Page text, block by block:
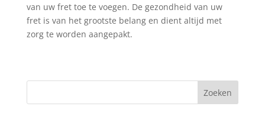
van uw fret toe te voegen. De gezondheid van uw
fret is van het grootste belang en dient altijd met
zorg te worden aangepakt.